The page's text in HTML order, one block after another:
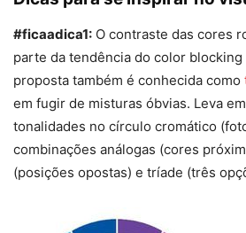
#ficaadica1: O contraste das cores
parte da tendência do color
proposta também é conhecida como
em fugir de misturas óbvias. Leva
tonalidades no círculo cromático
combinações análogas (cores
(posições opostas) e tríade (três